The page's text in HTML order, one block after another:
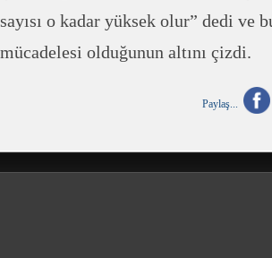
sayısı o kadar yüksek olur” dedi ve
mücadelesi olduğunun altını çizdi.
Paylaş...